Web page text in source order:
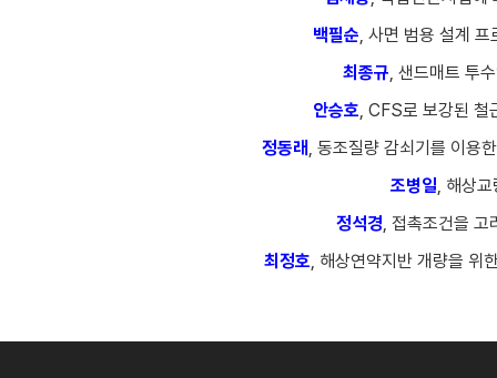
백필순, 사면 범용 설계
최종규, 샌드매트 투
안승호, CFS로 보강된
정동래, 동조질량 감쇠기를 이용
조병일, 해상
정석경, 접촉조건을
최정호, 해상연약지반 개량을 위